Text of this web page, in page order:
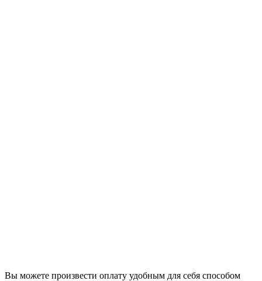
Вы можете произвести оплату удобным для себя способом